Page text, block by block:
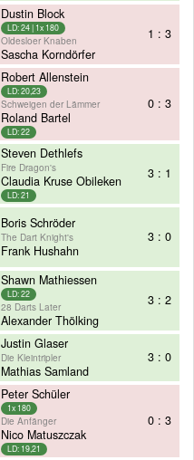
Dustin Block
LD: 24 | 1x 180
Oldesloer Knaben
Sascha Korndörfer
1 : 3
Robert Allenstein
LD: 20,23
Schweigen der Lämmer
Roland Bartel
LD: 22
0 : 3
Steven Dethlefs
Fire Dragon's
Claudia Kruse Obileken
LD: 21
3 : 1
Boris Schröder
The Dart Knight's
Frank Hushahn
3 : 0
Shawn Mathiessen
LD: 22
28 Darts Later
Alexander Thölking
3 : 2
Justin Glaser
Die Kleintripler
Mathias Samland
3 : 0
Peter Schüler
1x 180
Die Anfänger
Nico Matuszczak
LD: 19,21
0 : 3